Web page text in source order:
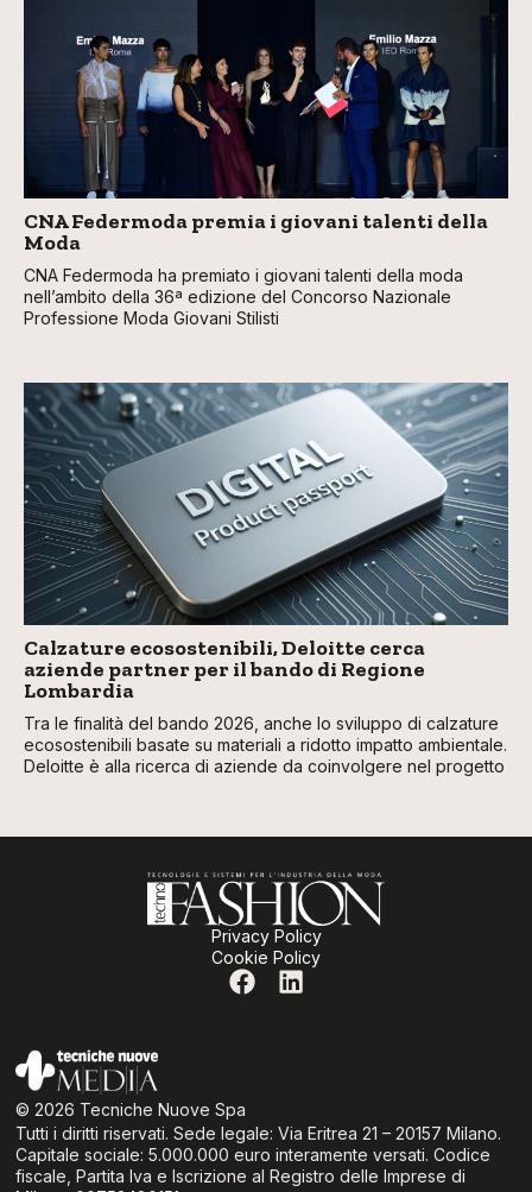
CNA Federmoda premia i giovani talenti della
Moda
CNA Federmoda ha premiato i giovani talenti della moda
nell’ambito della 36ª edizione del Concorso Nazionale
Professione Moda Giovani Stilisti
Calzature ecosostenibili, Deloitte cerca
aziende partner per il bando di Regione
Lombardia
Tra le finalità del bando 2026, anche lo sviluppo di calzature
ecosostenibili basate su materiali a ridotto impatto ambientale.
Deloitte è alla ricerca di aziende da coinvolgere nel progetto
Privacy Policy
Cookie Policy
© 2026 Tecniche Nuove Spa
Tutti i diritti riservati. Sede legale: Via Eritrea 21 – 20157 Milano.
Capitale sociale: 5.000.000 euro interamente versati. Codice
fiscale, Partita Iva e Iscrizione al Registro delle Imprese di